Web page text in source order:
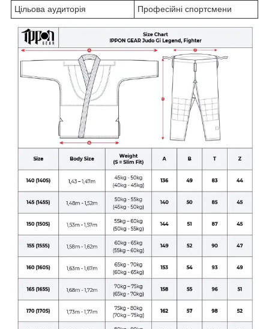
Цільова аудиторія Професійні спортсмени